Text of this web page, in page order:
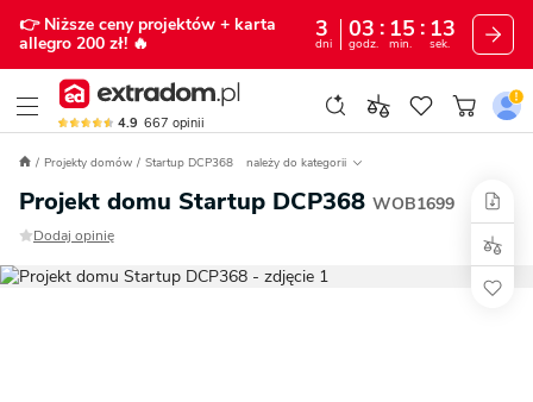
👉 Niższe ceny projektów + karta
allegro 200 zł! 🔥
3
dni
03
godz.
15
min.
11
sek.
4.9 667 opinii
Projekty domów Startup DCP368 należy do kategorii
Projekt domu Startup DCP368 WOB1699
Dodaj opinię